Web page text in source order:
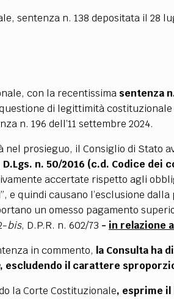
sentenza n. 138 depositata il 28
con la recentissima sentenza
di legittimità costituzionale
n. 196 dell’11 settembre 2024.
nel prosieguo, il Consiglio di Stato
n. 50/2016 (c.d. Codice dei
accertate rispetto agli
e quindi causano l’esclusione
un omesso pagamento
bis, D.P.R. n. 602/73 - in relazione
in commento, la Consulta ha
, escludendo il carattere
la Corte Costituzionale, esprime il